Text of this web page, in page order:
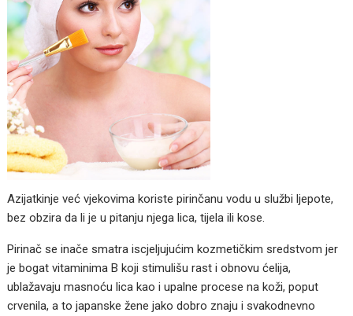
Azijatkinje već vjekovima koriste pirinčanu vodu u službi ljepote,
bez obzira da li je u pitanju njega lica, tijela ili kose.
Pirinač se inače smatra iscjeljujućim kozmetičkim sredstvom jer
je bogat vitaminima B koji stimulišu rast i obnovu ćelija,
ublažavaju masnoću lica kao i upalne procese na koži, poput
crvenila, a to japanske žene jako dobro znaju i svakodnevno